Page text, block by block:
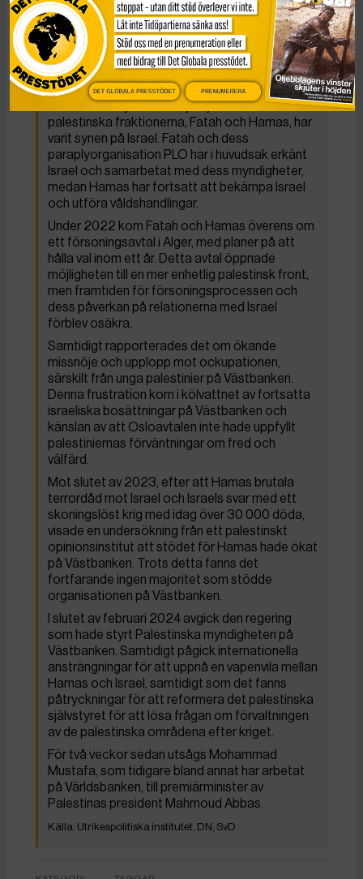
administrerar delar av Västbanken, har varit
internationellt erkänd, medan den islamistiska
rörelsen Hamas, som kontrollerar Gazaremsan,
betraktas som en terroristorganisation av flera
länder, inklusive EU.
Den mest betydande skiljelinjen mellan de två
palestinska fraktionerna, Fatah och Hamas, har
varit synen på Israel. Fatah och dess
paraplyorganisation PLO har i huvudsak erkänt
Israel och samarbetat med dess myndigheter,
medan Hamas har fortsatt att bekämpa Israel
och utföra våldshandlingar.
Under 2022 kom Fatah och Hamas överens om
ett försoningsavtal i Alger, med planer på att
hålla val inom ett år. Detta avtal öppnade
möjligheten till en mer enhetlig palestinsk front,
men framtiden för försoningsprocessen och
dess påverkan på relationerna med Israel
förblev osäkra.
Samtidigt rapporterades det om ökande
missnöje och upplopp mot ockupationen,
särskilt från unga palestinier på Västbanken.
Denna frustration kom i kölvattnet av fortsatta
israeliska bosättningar på Västbanken och
känslan av att Osloavtalen inte hade uppfyllt
palestiniernas förväntningar om fred och
välfärd.
Mot slutet av 2023, efter att Hamas brutala
terrordåd mot Israel och Israels svar med ett
skoningslöst krig med idag över 30 000 döda,
visade en undersökning från ett palestinskt
opinionsinstitut att stödet för Hamas hade ökat
på Västbanken. Trots detta fanns det
fortfarande ingen majoritet som stödde
organisationen på Västbanken.
I slutet av februari 2024 avgick den regering
som hade styrt Palestinska myndigheten på
Västbanken. Samtidigt pågick internationella
ansträngningar för att uppnå en vapenvila mellan
Hamas och Israel, samtidigt som det fanns
påtryckningar för att reformera det palestinska
självstyret för att lösa frågan om förvaltningen
av de palestinska områdena efter kriget.
För två veckor sedan utsågs Mohammad
Mustafa, som tidigare bland annat har arbetat
på Världsbanken, till premiärminister av
Palestinas president Mahmoud Abbas.
Utrikespolitiska institutet, DN, SvD
DET GLOBALA PRESSTÖDET PRENUMERERA